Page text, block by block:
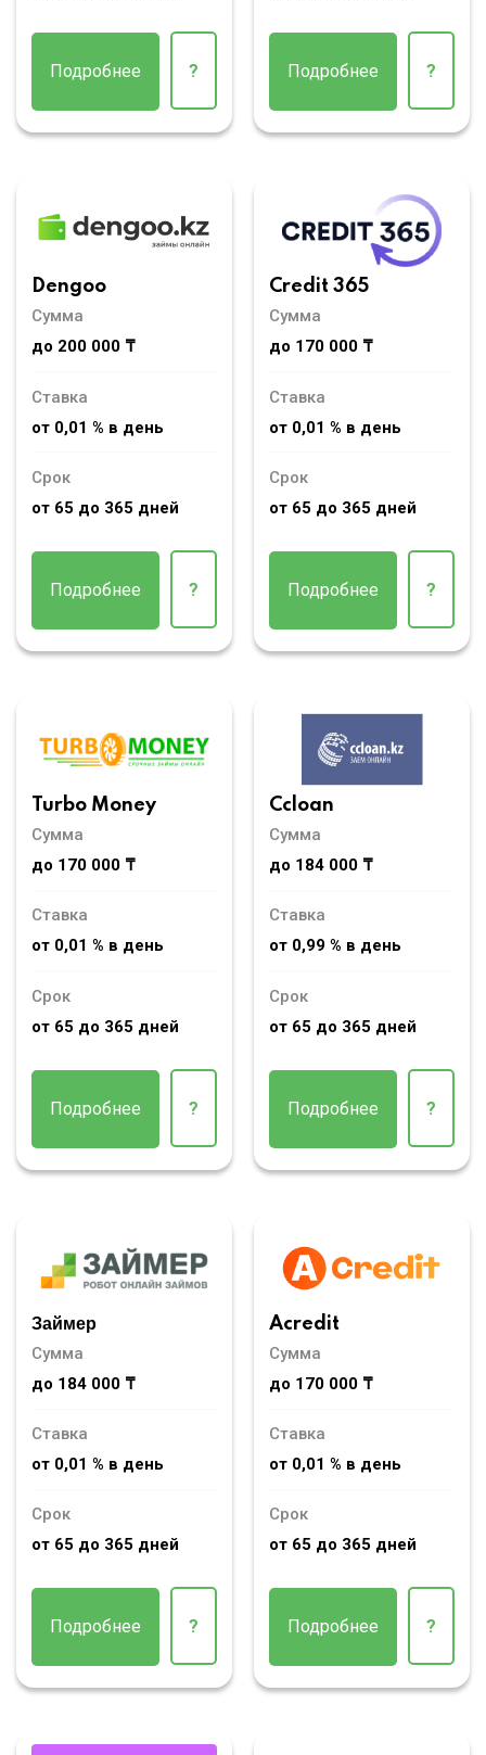
Подробнее ? Подробнее ?
Dengoo
Сумма
до 200 000 ₸
Ставка
от 0,01 % в день
Срок
от 65 до 365 дней
Подробнее ?
Credit 365
Сумма
до 170 000 ₸
Ставка
от 0,01 % в день
Срок
от 65 до 365 дней
Подробнее ?
Turbo Money
Сумма
до 170 000 ₸
Ставка
от 0,01 % в день
Срок
от 65 до 365 дней
Подробнее ?
Ccloan
Сумма
до 184 000 ₸
Ставка
от 0,99 % в день
Срок
от 65 до 365 дней
Подробнее ?
Займер
Сумма
до 184 000 ₸
Ставка
от 0,01 % в день
Срок
от 65 до 365 дней
Подробнее ?
Acredit
Сумма
до 170 000 ₸
Ставка
от 0,01 % в день
Срок
от 65 до 365 дней
Подробнее ?